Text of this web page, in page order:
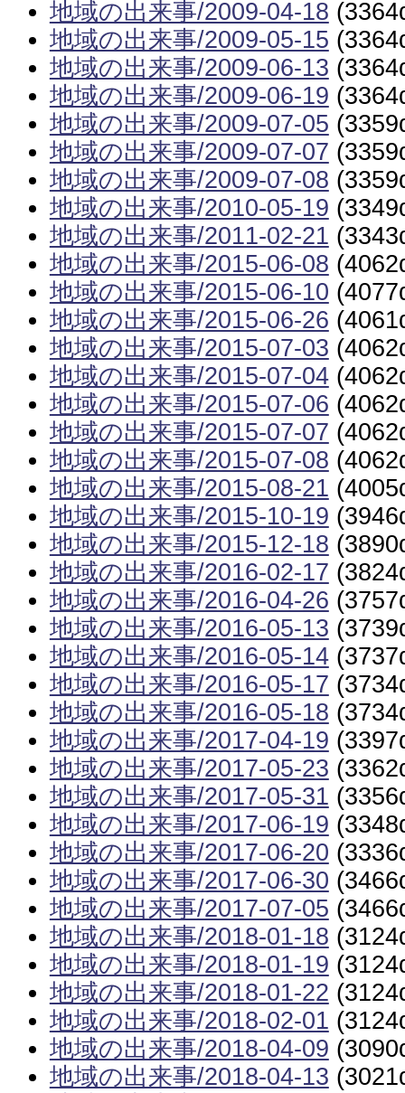
地域の出来事/2009-04-18
地域の出来事/2009-05-15
地域の出来事/2009-06-13
地域の出来事/2009-06-19
地域の出来事/2009-07-05
地域の出来事/2009-07-07
地域の出来事/2009-07-08
地域の出来事/2010-05-19
地域の出来事/2011-02-21
地域の出来事/2015-06-08
地域の出来事/2015-06-10
地域の出来事/2015-06-26
地域の出来事/2015-07-03
地域の出来事/2015-07-04
地域の出来事/2015-07-06
地域の出来事/2015-07-07
地域の出来事/2015-07-08
地域の出来事/2015-08-21
地域の出来事/2015-10-19
地域の出来事/2015-12-18
地域の出来事/2016-02-17
地域の出来事/2016-04-26
地域の出来事/2016-05-13
地域の出来事/2016-05-14
地域の出来事/2016-05-17
地域の出来事/2016-05-18
地域の出来事/2017-04-19
地域の出来事/2017-05-23
地域の出来事/2017-05-31
地域の出来事/2017-06-19
地域の出来事/2017-06-20
地域の出来事/2017-06-30
地域の出来事/2017-07-05
地域の出来事/2018-01-18
地域の出来事/2018-01-19
地域の出来事/2018-01-22
地域の出来事/2018-02-01
地域の出来事/2018-04-09
地域の出来事/2018-04-13